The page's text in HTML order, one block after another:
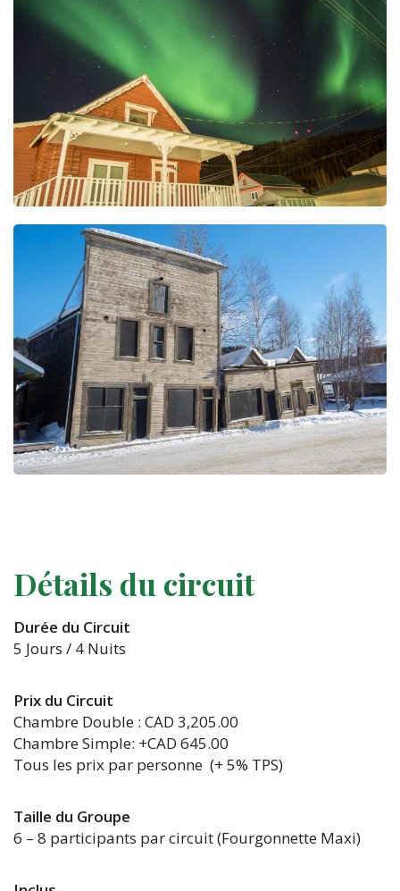
Détails du circuit
Durée du Circuit
5 Jours / 4 Nuits
Prix du Circuit
Chambre Double : CAD 3,205.00
Chambre Simple: +CAD 645.00
Tous les prix par personne (+ 5% TPS)
Taille du Groupe
6 – 8 participants par circuit (Fourgonnette Maxi)